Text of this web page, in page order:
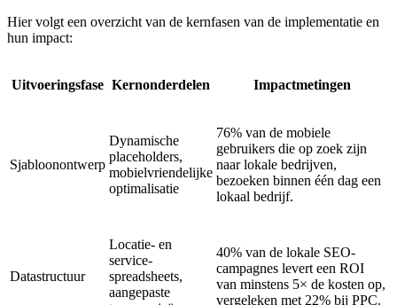
Hier volgt een overzicht van de kernfasen van de implementatie en
hun impact:
Uitvoeringsfase Kernonderdelen Impactmetingen
Sjabloonontwerp
Dynamische
placeholders,
mobielvriendelijke
optimalisatie
76% van de mobiele
gebruikers die op zoek zijn
naar lokale bedrijven,
bezoeken binnen één dag een
lokaal bedrijf.
Datastructuur
Locatie- en
service-
spreadsheets,
aangepaste
40% van de lokale SEO-
campagnes levert een ROI
van minstens 5× de kosten op,
vergeleken met 22% bij PPC.